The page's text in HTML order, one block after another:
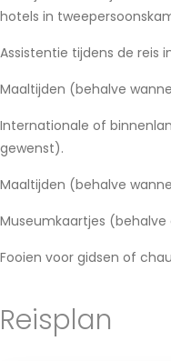
hotels in
Assistentie tijdens de reis
Maaltijden (behalve
Internationale of
gewenst).
Maaltijden (behalve
Museumkaartjes (behalve
Fooien voor gidsen of
Reisplan